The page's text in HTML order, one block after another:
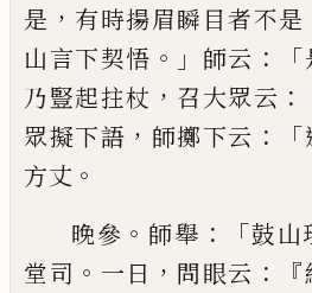
是 ， 有時揚眉瞬 目者不是
山言下契悟 。」 師云 ：「
乃豎起拄杖 ， 召大眾云
眾擬下語 ， 師擲下云 ：「
方丈 。
晚參 。 師舉 ：「鼓山
堂司 。 一日 ， 問眼云 ： 『